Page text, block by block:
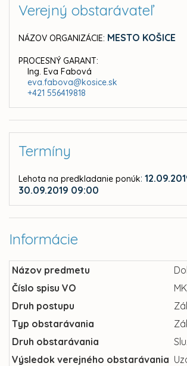
Verejný obstarávateľ
NÁZOV ORGANIZÁCIE: MESTO KOŠICE
PROCESNÝ GARANT:
Ing. Eva Fabová
eva.fabova@kosice.sk
+421 556419818
Termíny
Lehota na predkladanie ponúk:
30.09.2019 09:00
Informácie
Názov predmetu
Číslo spisu VO
Druh postupu
Typ obstarávania
Druh obstarávania
Výsledok verejného obstarávania